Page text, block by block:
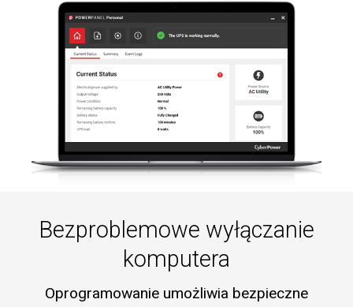
Bezproblemowe wyłączanie
komputera
Oprogramowanie umożliwia bezpieczne